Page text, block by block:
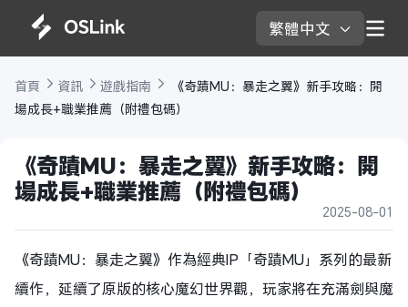
繁體中文
首頁 資訊 遊戲指南
《奇蹟MU：暴走之翼》新手攻略：開
場成長+職業推薦（附禮包碼）
《奇蹟MU：暴走之翼》新手攻略：開
場成長+職業推薦（附禮包碼）
2025-08-01
《奇蹟MU：暴走之翼》作為經典IP「奇蹟MU」系列的最新
續作，延續了原版的核心魔幻世界觀，玩家將在充滿劍與魔